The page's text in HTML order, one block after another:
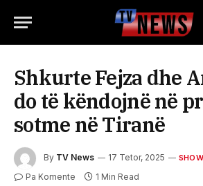
Shkurte Fejza dhe
do të këndojnë në
sotme në Tiranë
By TV News 17 Tetor, 2025
Pa Komente 1 Min Read